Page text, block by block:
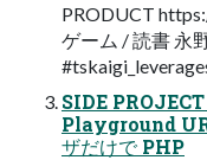
PRODUCT
ゲーム / 読書 永
SIDE
Playground
ザだけで PHP